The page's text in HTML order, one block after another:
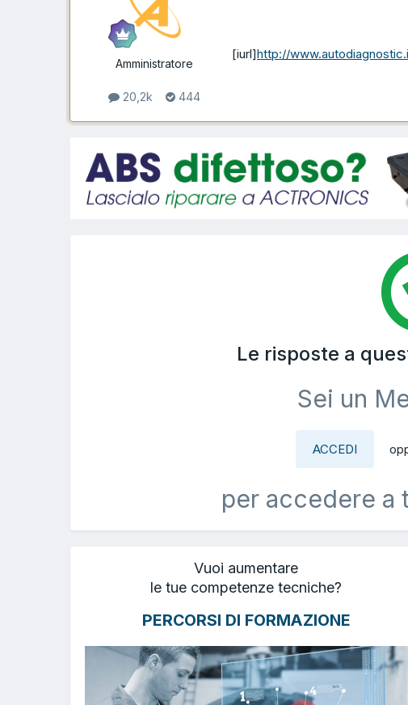
Amministratore
20,2k 444
[iurl]http://
Le risposte a
Sei un
ACCEDI
per accedere a
Vuoi aumentare
le tue competenze tecniche?
PERCORSI DI FORMAZIONE